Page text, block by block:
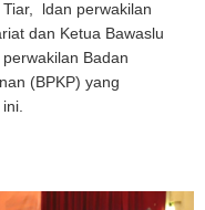
ldan perwakilan
dan Ketua Bawaslu
Badan
(BPKP) yang